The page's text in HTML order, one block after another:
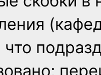
что